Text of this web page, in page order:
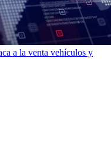
a la venta vehículos y